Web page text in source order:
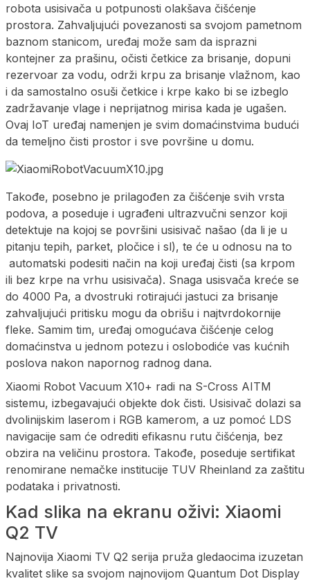
robota usisivača u potpunosti olakšava čišćenje
prostora. Zahvaljujući povezanosti sa svojom pametnom
baznom stanicom, uređaj može sam da isprazni
kontejner za prašinu, očisti četkice za brisanje, dopuni
rezervoar za vodu, održi krpu za brisanje vlažnom, kao
i da samostalno osuši četkice i krpe kako bi se izbeglo
zadržavanje vlage i neprijatnog mirisa kada je ugašen.
Ovaj IoT uređaj namenjen je svim domaćinstvima budući
da temeljno čisti prostor i sve površine u domu.
Takođe, posebno je prilagođen za čišćenje svih vrsta
podova, a poseduje i ugrađeni ultrazvučni senzor koji
detektuje na kojoj se površini usisivač našao (da li je u
pitanju tepih, parket, pločice i sl), te će u odnosu na to
automatski podesiti način na koji uređaj čisti (sa krpom
ili bez krpe na vrhu usisivača). Snaga usisvača kreće se
do 4000 Pa, a dvostruki rotirajući jastuci za brisanje
zahvaljujući pritisku mogu da obrišu i najtvrdokornije
fleke. Samim tim, uređaj omogućava čišćenje celog
domaćinstva u jednom potezu i oslobodiće vas kućnih
poslova nakon napornog radnog dana.
Xiaomi Robot Vacuum X10+ radi na S-Cross AITM
sistemu, izbegavajući objekte dok čisti. Usisivač dolazi sa
dvolinijskim laserom i RGB kamerom, a uz pomoć LDS
navigacije sam će odrediti efikasnu rutu čišćenja, bez
obzira na veličinu prostora. Takođe, poseduje sertifikat
renomirane nemačke institucije TUV Rheinland za zaštitu
podataka i privatnosti.
Kad slika na ekranu oživi: Xiaomi
Q2 TV
Najnovija Xiaomi TV Q2 serija pruža gledaocima izuzetan
kvalitet slike sa svojom najnovijom Quantum Dot Display